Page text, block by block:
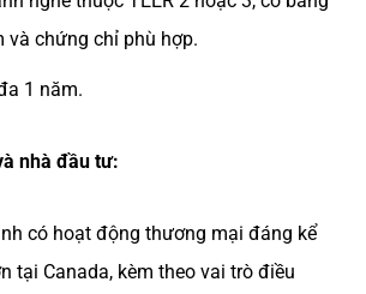
và chứng chỉ phù hợp.
1 năm.
nhà đầu tư:
có hoạt động thương mại đáng kể
tại Canada, kèm theo vai trò điều